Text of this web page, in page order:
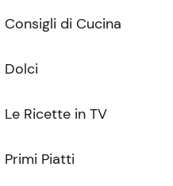
Consigli di Cucina
Dolci
Le Ricette in TV
Primi Piatti